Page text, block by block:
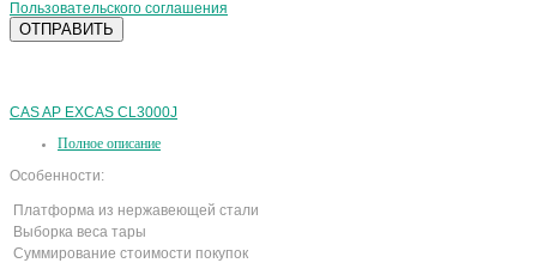
Пользовательского соглашения
CAS AP EXCAS CL3000J
Полное описание
Особенности:
Платформа из нержавеющей стали
Выборка веса тары
Суммирование стоимости покупок